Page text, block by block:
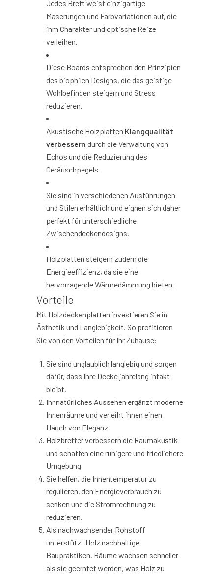
Jedes Brett weist einzigartige
Maserungen und Farbvariationen auf, die
ihm Charakter und optische Reize
verleihen.
Diese Boards entsprechen den Prinzipien
des biophilen Designs, die das geistige
Wohlbefinden steigern und Stress
reduzieren.
Akustische Holzplatten Klangqualität
verbessern durch die Verwaltung von
Echos und die Reduzierung des
Geräuschpegels.
Sie sind in verschiedenen Ausführungen
und Stilen erhältlich und eignen sich daher
perfekt für unterschiedliche
Zwischendeckendesigns.
Holzplatten steigern zudem die
Energieeffizienz, da sie eine
hervorragende Wärmedämmung bieten.
Vorteile
Mit Holzdeckenplatten investieren Sie in
Ästhetik und Langlebigkeit. So profitieren
Sie von den Vorteilen für Ihr Zuhause:
Sie sind unglaublich langlebig und sorgen
dafür, dass Ihre Decke jahrelang intakt
bleibt.
Ihr natürliches Aussehen ergänzt moderne
Innenräume und verleiht ihnen einen
Hauch von Eleganz.
Holzbretter verbessern die Raumakustik
und schaffen eine ruhigere und friedlichere
Umgebung.
Sie helfen, die Innentemperatur zu
regulieren, den Energieverbrauch zu
senken und die Stromrechnung zu
reduzieren.
Als nachwachsender Rohstoff
unterstützt Holz nachhaltige
Baupraktiken. Bäume wachsen schneller
als sie geerntet werden, was Holz zu